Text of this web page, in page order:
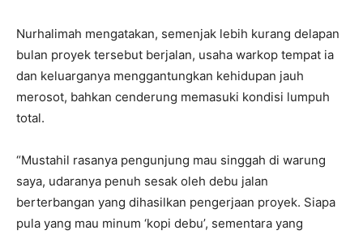
Nurhalimah mengatakan, semenjak lebih kurang delapan
bulan proyek tersebut berjalan, usaha warkop tempat ia
dan keluarganya menggantungkan kehidupan jauh
merosot, bahkan cenderung memasuki kondisi lumpuh
total.
“Mustahil rasanya pengunjung mau singgah di warung
saya, udaranya penuh sesak oleh debu jalan
berterbangan yang dihasilkan pengerjaan proyek. Siapa
pula yang mau minum ‘kopi debu’, sementara yang